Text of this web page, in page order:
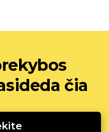
čia